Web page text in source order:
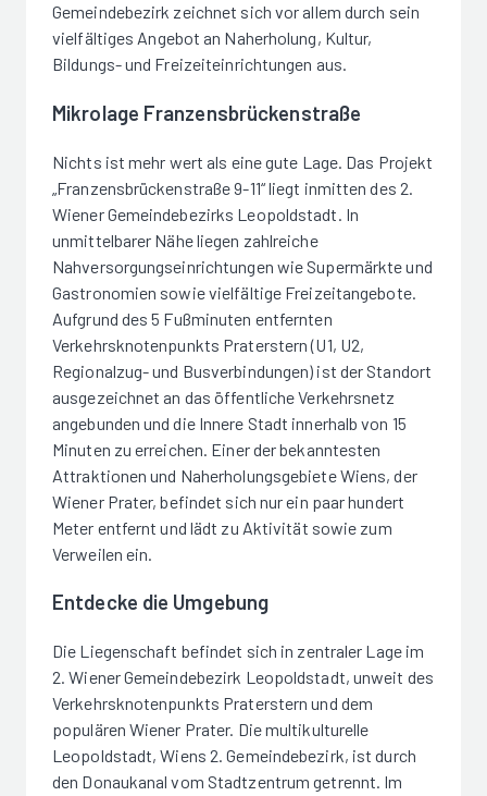
Gemeindebezirk zeichnet sich vor allem durch sein
vielfältiges Angebot an Naherholung, Kultur,
Bildungs- und Freizeiteinrichtungen aus.
Mikrolage Franzensbrückenstraße
Nichts ist mehr wert als eine gute Lage. Das Projekt
„Franzensbrückenstraße 9-11“ liegt inmitten des 2.
Wiener Gemeindebezirks Leopoldstadt. In
unmittelbarer Nähe liegen zahlreiche
Nahversorgungseinrichtungen wie Supermärkte und
Gastronomien sowie vielfältige Freizeitangebote.
Aufgrund des 5 Fußminuten entfernten
Verkehrsknotenpunkts Praterstern (U1, U2,
Regionalzug- und Busverbindungen) ist der Standort
ausgezeichnet an das öffentliche Verkehrsnetz
angebunden und die Innere Stadt innerhalb von 15
Minuten zu erreichen. Einer der bekanntesten
Attraktionen und Naherholungsgebiete Wiens, der
Wiener Prater, befindet sich nur ein paar hundert
Meter entfernt und lädt zu Aktivität sowie zum
Verweilen ein.
Entdecke die Umgebung
Die Liegenschaft befindet sich in zentraler Lage im
2. Wiener Gemeindebezirk Leopoldstadt, unweit des
Verkehrsknotenpunkts Praterstern und dem
populären Wiener Prater. Die multikulturelle
Leopoldstadt, Wiens 2. Gemeindebezirk, ist durch
den Donaukanal vom Stadtzentrum getrennt. Im